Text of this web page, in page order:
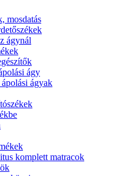
mosdatás
ágynál
ágy
ágyak
komplett matracok